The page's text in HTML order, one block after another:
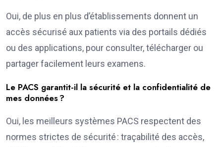
Oui, de plus en plus d’établissements donnent un
accès sécurisé aux patients via des portails dédiés
ou des applications, pour consulter, télécharger ou
partager facilement leurs examens.
Le PACS garantit-il la sécurité et la confidentialité de
mes données ?
Oui, les meilleurs systèmes PACS respectent des
normes strictes de sécurité : traçabilité des accès,